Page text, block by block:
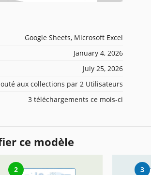
Google Sheets, Microsoft Excel
January 4, 2026
July 25, 2026
aux collections par 2 Utilisateurs
3 téléchargements ce mois-ci
ce modèle
2 3